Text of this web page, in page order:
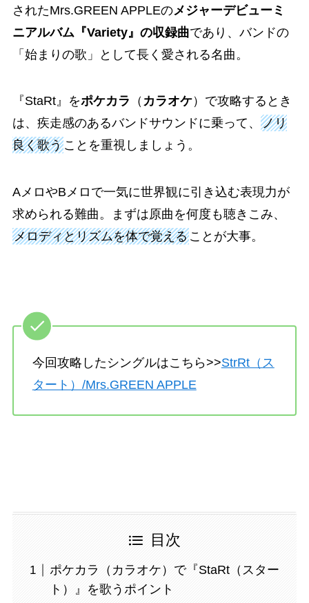
されたMrs.GREEN APPLEのメジャーデビューミ
ニアルバム『Variety』の収録曲であり、バンドの
「始まりの歌」として長く愛される名曲。
『StaRt』をポケカラ （ カラオケ）で攻略するとき
は、疾走感のあるバンドサウンドに乗って、 ノリ
良く歌うことを重視しましょう。
AメロやBメロで一気に世界観に引き込む表現力が
求められる難曲。まずは原曲を何度も聴きこみ、
メロディとリズムを体で覚えることが大事。
今回攻略したシングルはこちら>>StrRt（ス
タート）/Mrs.GREEN APPLE
目次
ポケカラ（カラオケ）で『StaRt（スター
ト）』を歌うポイント